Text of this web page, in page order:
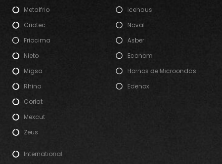
Metalfrio
Criotec
Friocima
Nieto
Migsa
Rhino
Coriat
Mexcut
Zeus
Icehaus
Noval
Asber
Econom
Hornos de Microondas
Edenox
International